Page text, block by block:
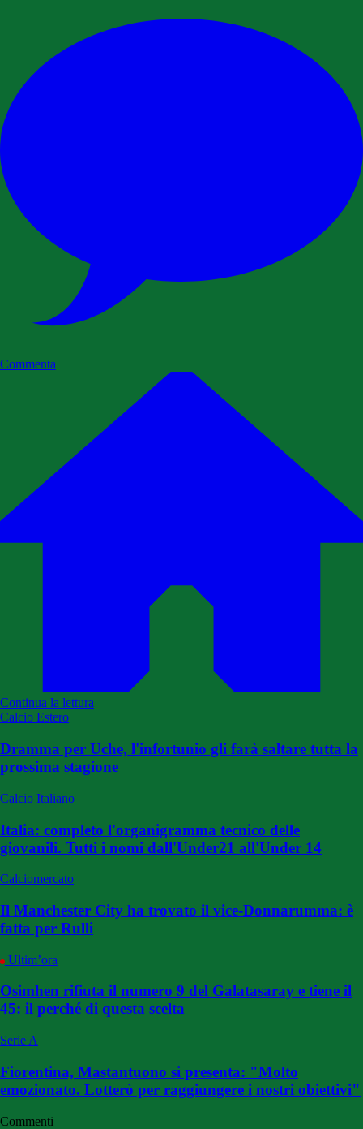
Commenta
Continua la lettura
Calcio Estero
Dramma per Uche, l'infortunio gli farà saltare tutta la
prossima stagione
Calcio Italiano
Italia: completo l'organigramma tecnico delle
giovanili. Tutti i nomi dall'Under21 all'Under 14
Calciomercato
Il Manchester City ha trovato il vice-Donnarumma: è
fatta per Rulli
Ultim’ora
Osimhen rifiuta il numero 9 del Galatasaray e tiene il
45: il perché di questa scelta
Serie A
Fiorentina, Mastantuono si presenta: "Molto
emozionato. Lotterò per raggiungere i nostri obiettivi"
Commenti